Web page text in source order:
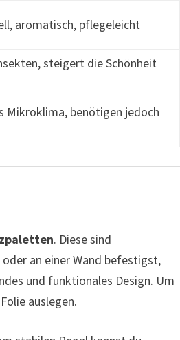
aromatisch, pflegeleicht
steigert die Schönheit
Mikroklima, benötigen jedoch
. Diese sind
an einer Wand befestigst,
und funktionales Design. Um
auslegen.